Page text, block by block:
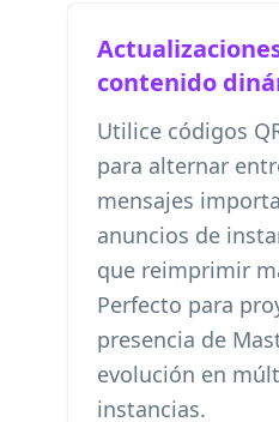
contenido
Utilice códigos
para alternar
mensajes
anuncios de
que reimprimir
Perfecto para
presencia de
evolución en
instancias.